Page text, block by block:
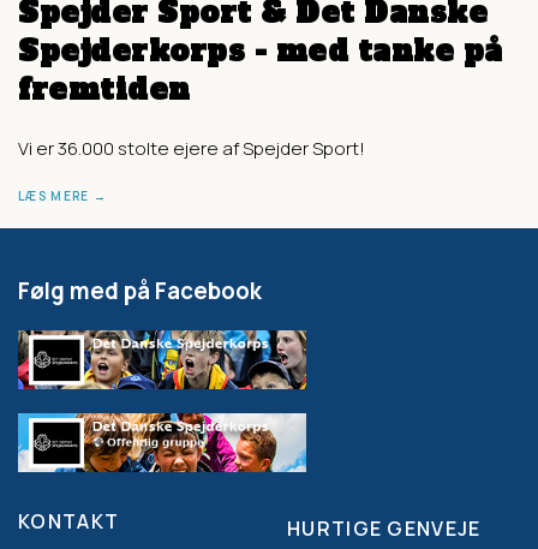
Spejder Sport & Det Danske
Spejderkorps - med tanke på
fremtiden
Vi er 36.000 stolte ejere af Spejder Sport!
LÆS MERE
Følg med på Facebook
KONTAKT
HURTIGE GENVEJE